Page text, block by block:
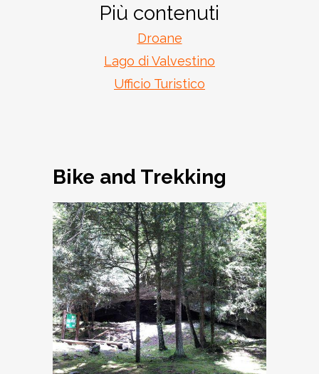
Più contenuti
Droane
Lago di Valvestino
Ufficio Turistico
Bike and Trekking
Al Cùel dell’Orco